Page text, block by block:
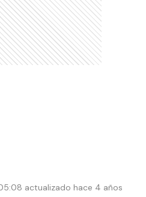
actualizado hace 4 años